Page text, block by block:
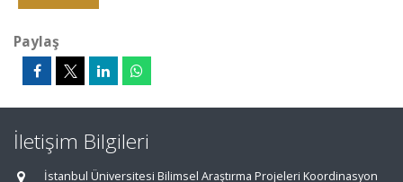
Paylaş
İletişim Bilgileri
İstanbul Üniversitesi Bilimsel Araştırma Projeleri Koordinasyon